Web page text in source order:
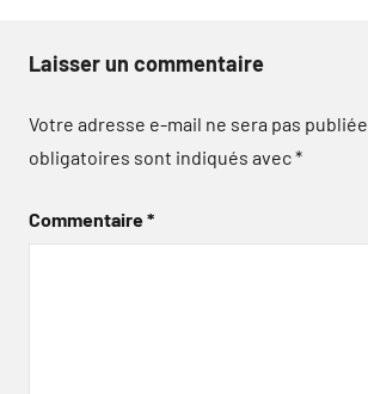
Laisser un commentaire
Votre adresse e-mail ne sera pas publiée.
obligatoires sont indiqués avec*
Commentaire*